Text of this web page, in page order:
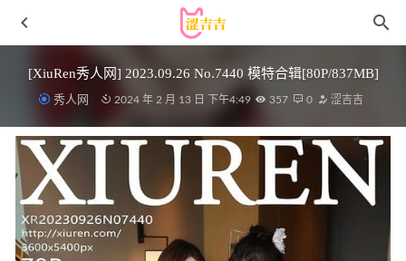
[XiuRen秀人网] 2023.09.26 No.7440 模特合辑[80P/837MB]
秀人网 2024 年 2 月 13 日 下午4:49 357 0 涩吉吉
neko酱 – 可爱乖巧学妹 [74P-269MB] 2023-04-20